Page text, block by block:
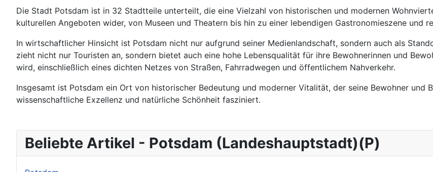
Die Stadt Potsdam ist in 32 Stadtteile unterteilt, die eine Vielzahl von historischen und modernen
kulturellen Angeboten wider, von Museen und Theatern bis hin zu einer lebendigen Gastronomieszene und
In wirtschaftlicher Hinsicht ist Potsdam nicht nur aufgrund seiner Medienlandschaft, sondern auch als
zieht nicht nur Touristen an, sondern bietet auch eine hohe Lebensqualität für ihre Bewohnerinnen und
wird, einschließlich eines dichten Netzes von Straßen, Fahrradwegen und öffentlichem Nahverkehr.
Insgesamt ist Potsdam ein Ort von historischer Bedeutung und moderner Vitalität, der seine Bewohner und
wissenschaftliche Exzellenz und natürliche Schönheit fasziniert.
Beliebte Artikel - Potsdam (Landeshauptstadt)(P)